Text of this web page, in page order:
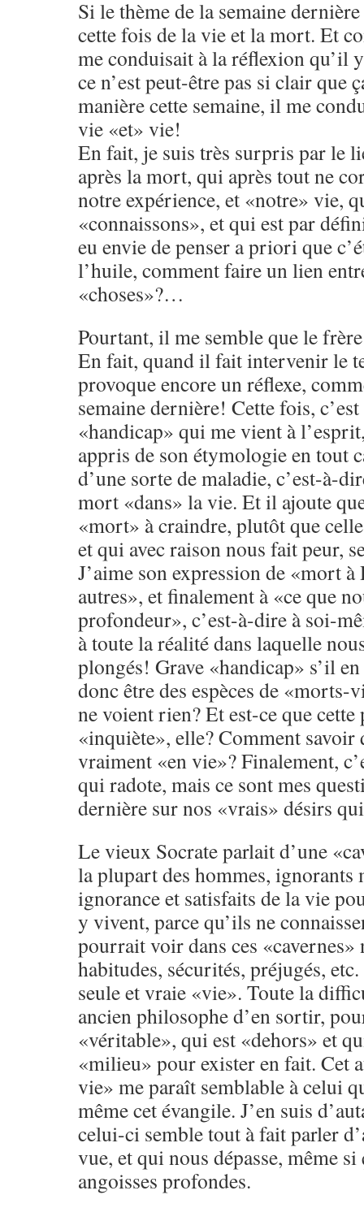
Si le thème de la semaine
cette fois de la vie et la mort. Et
me conduisait à la réflexion qu’il
ce n’est peut-être pas si clair que
manière cette semaine, il me
vie «et» vie!
En fait, je suis très surpris par le
après la mort, qui après tout ne
notre expérience, et «notre» vie,
«connaissons», et qui est par
eu envie de penser a priori que
l’huile, comment faire un lien
«choses»?…
Pourtant, il me semble que le
En fait, quand il fait intervenir le
provoque encore un réflexe,
semaine dernière! Cette fois,
«handicap» qui me vient à
appris de son étymologie en tout
d’une sorte de maladie, c’est-à-
mort «dans» la vie. Et il ajoute
«mort» à craindre, plutôt que
et qui avec raison nous fait peur,
J’aime son expression de «mort
autres», et finalement à «ce que
profondeur», c’est-à-dire à soi-
à toute la réalité dans laquelle
plongés! Grave «handicap» s’il
donc être des espèces de «morts-
ne voient rien? Et est-ce que cette
«inquiète», elle? Comment savoir
vraiment «en vie»? Finalement,
qui radote, mais ce sont mes
dernière sur nos «vrais» désirs
Le vieux Socrate parlait d’une
la plupart des hommes, ignorants
ignorance et satisfaits de la vie
y vivent, parce qu’ils ne
pourrait voir dans ces
habitudes, sécurités, préjugés,
seule et vraie «vie». Toute la
ancien philosophe d’en sortir,
«véritable», qui est «dehors» et
«milieu» pour exister en fait. Cet
vie» me paraît semblable à celui
même cet évangile. J’en suis
celui-ci semble tout à fait parler
vue, et qui nous dépasse, même
angoisses profondes.